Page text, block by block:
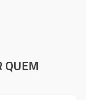
QUEM